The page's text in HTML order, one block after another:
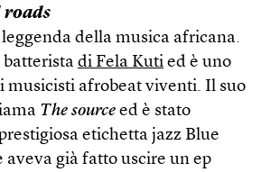
roads
della musica africana.
batterista di Fela Kuti ed è uno
musicisti afrobeat viventi. Il suo
The source ed è stato
etichetta jazz Blue
aveva già fatto uscire un ep